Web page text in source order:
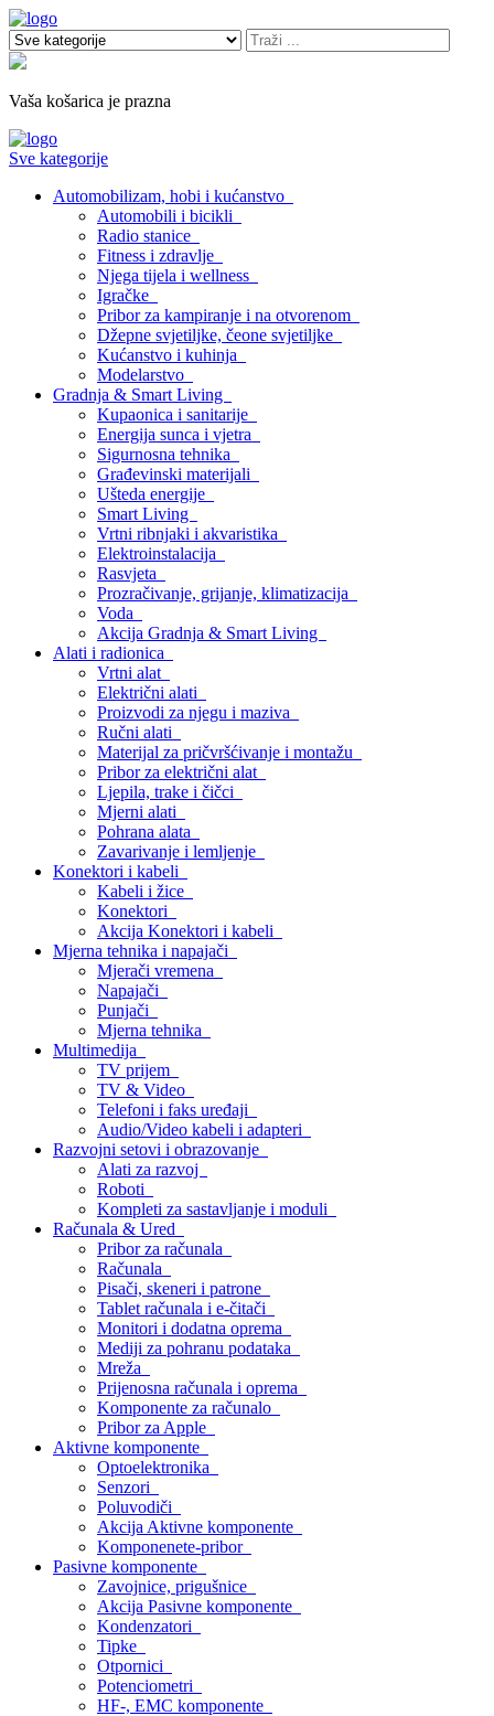
Vaša košarica je prazna
Sve kategorije
Automobilizam, hobi i kućanstvo
Automobili i bicikli
Radio stanice
Fitness i zdravlje
Njega tijela i wellness
Igračke
Pribor za kampiranje i na otvorenom
Džepne svjetiljke, čeone svjetiljke
Kućanstvo i kuhinja
Modelarstvo
Gradnja & Smart Living
Kupaonica i sanitarije
Energija sunca i vjetra
Sigurnosna tehnika
Građevinski materijali
Ušteda energije
Smart Living
Vrtni ribnjaki i akvaristika
Elektroinstalacija
Rasvjeta
Prozračivanje, grijanje, klimatizacija
Voda
Akcija Gradnja & Smart Living
Alati i radionica
Vrtni alat
Električni alati
Proizvodi za njegu i maziva
Ručni alati
Materijal za pričvršćivanje i montažu
Pribor za električni alat
Ljepila, trake i čičci
Mjerni alati
Pohrana alata
Zavarivanje i lemljenje
Konektori i kabeli
Kabeli i žice
Konektori
Akcija Konektori i kabeli
Mjerna tehnika i napajači
Mjerači vremena
Napajači
Punjači
Mjerna tehnika
Multimedija
TV prijem
TV & Video
Telefoni i faks uređaji
Audio/Video kabeli i adapteri
Razvojni setovi i obrazovanje
Alati za razvoj
Roboti
Kompleti za sastavljanje i moduli
Računala & Ured
Pribor za računala
Računala
Pisači, skeneri i patrone
Tablet računala i e-čitači
Monitori i dodatna oprema
Mediji za pohranu podataka
Mreža
Prijenosna računala i oprema
Komponente za računalo
Pribor za Apple
Aktivne komponente
Optoelektronika
Senzori
Poluvodiči
Akcija Aktivne komponente
Komponenete-pribor
Pasivne komponente
Zavojnice, prigušnice
Akcija Pasivne komponente
Kondenzatori
Tipke
Otpornici
Potenciometri
HF-, EMC komponente